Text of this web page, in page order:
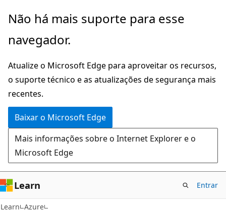
Pular
o
principal
Não há mais suporte para esse
navegador.
Atualize o Microsoft Edge para aproveitar os recursos,
o suporte técnico e as atualizações de segurança mais
recentes.
Baixar o Microsoft Edge
Mais informações sobre o Internet Explorer e o
Microsoft Edge
Learn Entrar
Learn Azure